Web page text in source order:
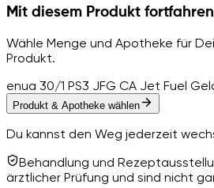
Mit diesem Produkt fortfahren
Wähle Menge und Apotheke für
Produkt.
enua 30/1 PS3 JFG CA Jet Fuel
Produkt & Apotheke wählen
Du kannst den Weg jederzeit
Behandlung und
ärztlicher Prüfung und sind nicht